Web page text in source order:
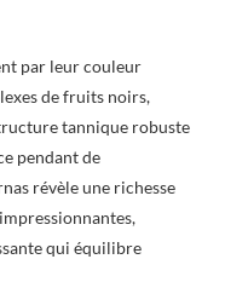
par leur couleur
de fruits noirs,
tannique robuste
pendant de
révèle une richesse
qui équilibre